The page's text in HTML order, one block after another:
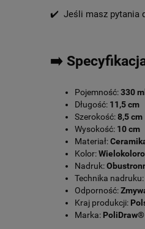
✔️ Jeśli masz pytania
➡️
Pojemność:330 ml
Długość: 11,5 cm
Szerokość:8,5 cm
Wysokość: 10 cm
Materiał:
Kolor:
Nadruk:
Technika nadruku:
Odporność:
Kraj produkcji:
Marka: PoliDraw®